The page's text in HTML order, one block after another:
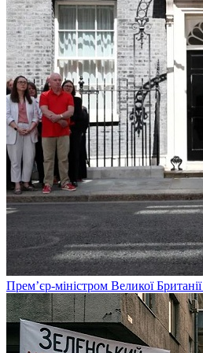
​Прем’єр-міністром Великої